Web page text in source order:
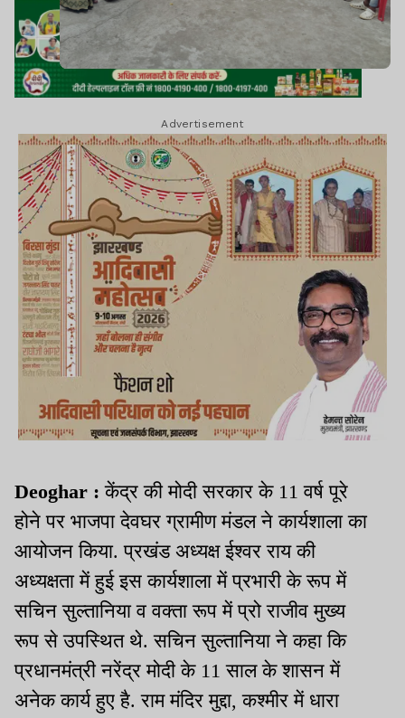
Advertisement
Deoghar : केंद्र की मोदी सरकार के 11 वर्ष पूरे
होने पर भाजपा देवघर ग्रामीण मंडल ने कार्यशाला का
आयोजन किया. प्रखंड अध्यक्ष ईश्वर राय की
अध्यक्षता में हुई इस कार्यशाला में प्रभारी के रूप में
सचिन सुल्तानिया व वक्ता रूप में प्रो राजीव मुख्य
रूप से उपस्थित थे. सचिन सुल्तानिया ने कहा कि
प्रधानमंत्री नरेंद्र मोदी के 11 साल के शासन में
अनेक कार्य हुए है. राम मंदिर मुद्दा, कश्मीर में धारा